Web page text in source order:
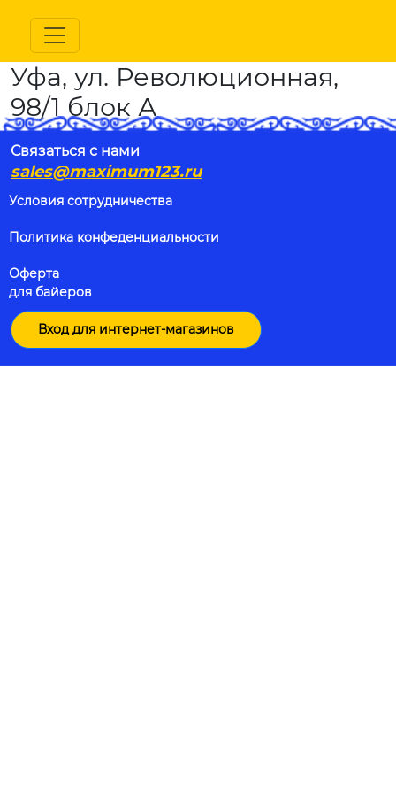
Уфа, ул. Революционная,
98/1 блок А
Связаться с нами
sales@maximum123.ru
Условия сотрудничества
Политика конфеденциальности
Оферта
для байеров
Вход для интернет-магазинов